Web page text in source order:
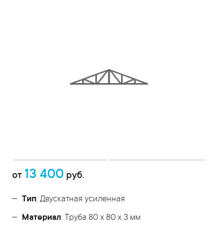
от 13 400 руб.
Тип: Двускатная усиленная
Материал: Труба 80 x 80 x 3 мм